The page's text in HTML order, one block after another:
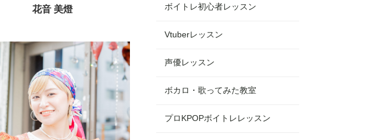
花音 美燈 ボイトレ初心者レッスン
Vtuberレッスン
声優レッスン
ボカロ・歌ってみた教室
プロKPOPボイトレレッスン